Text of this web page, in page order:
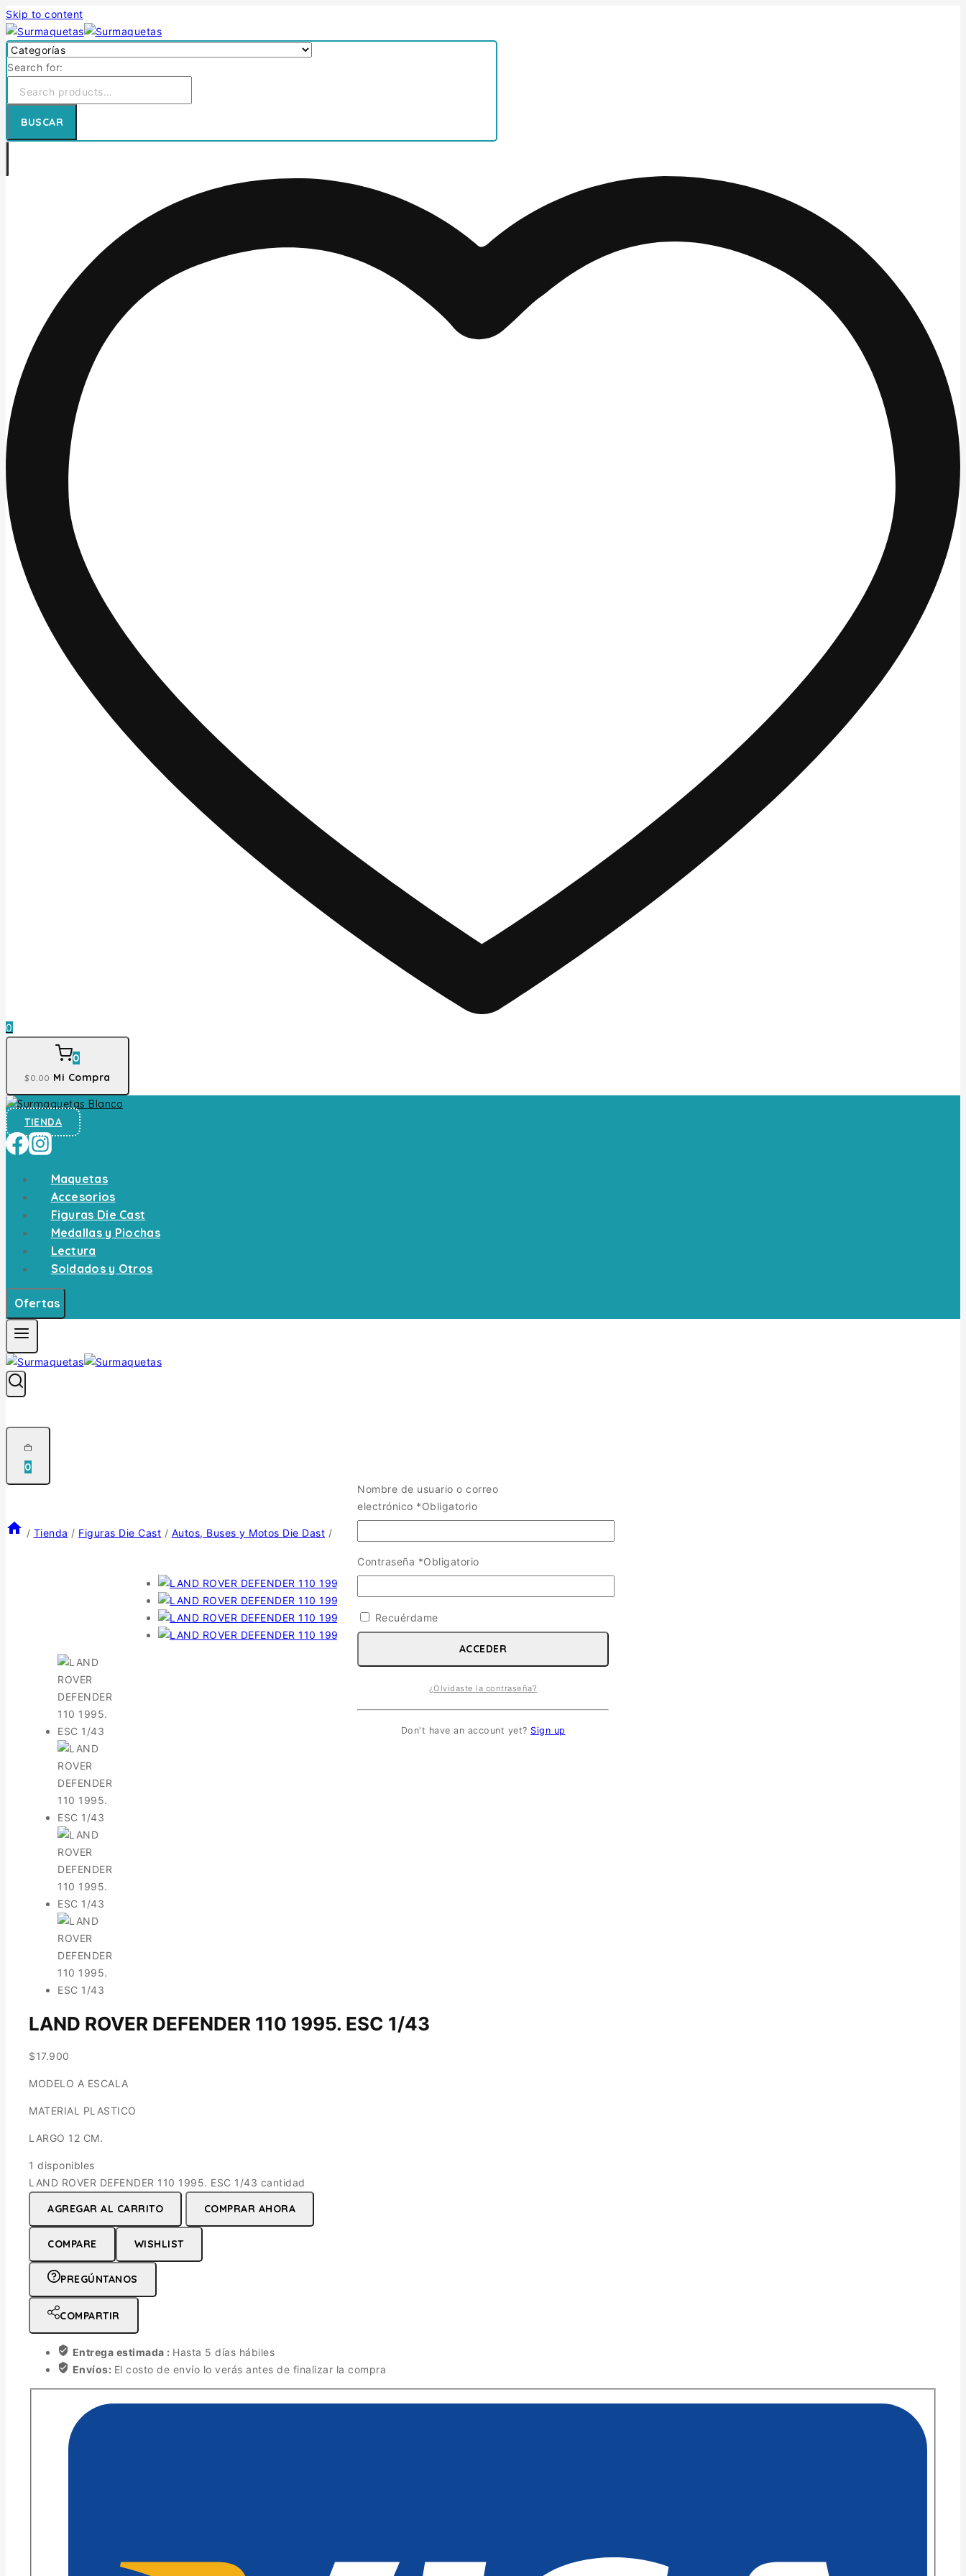
Skip to content
Search for:
BUSCAR
0
0
$0 .00 Mi Compra
TIENDA
Maquetas
Accesorios
Figuras Die Cast
Medallas y Piochas
Lectura
Soldados y Otros
Ofertas
0
/ Tienda / Figuras Die Cast / Autos, Buses y Motos Die Dast /
LAND ROVER DEFENDER 110 1995. ESC 1/43
$17.900
MODELO A ESCALA
MATERIAL PLASTICO
LARGO 12 CM.
1 disponibles
LAND ROVER DEFENDER 110 1995. ESC 1/43 cantidad
AGREGAR AL CARRITO COMPRAR AHORA
COMPARE WISHLIST
PREGÚNTANOS
COMPARTIR
Entrega estimada : Hasta 5 días hábiles
Envíos: El costo de envío lo verás antes de finalizar la compra
Nombre de usuario o correo
electrónico *Obligatorio
Contraseña *Obligatorio
Recuérdame
ACCEDER
¿Olvidaste la contraseña?
Don't have an account yet? Sign up